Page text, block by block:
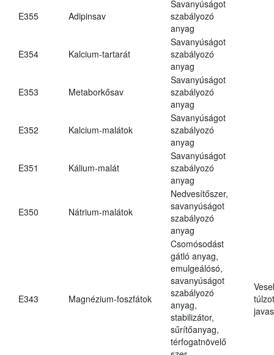
E355 Adipinsav
Savanyúságot
szabályozó
anyag
E354 Kalcium-tartarát
Savanyúságot
szabályozó
anyag
E353 Metaborkősav
Savanyúságot
szabályozó
anyag
E352 Kalcium-malátok
Savanyúságot
szabályozó
anyag
E351 Kálium-malát
Savanyúságot
szabályozó
anyag
E350 Nátrium-malátok
Nedvesítőszer,
savanyúságot
szabályozó
anyag
E343 Magnézium-foszfátok
Csomósodást
gátló anyag,
emulgeálósó,
savanyúságot
szabályozó
anyag,
stabilizátor,
sűrítőanyag,
térfogatnövelő